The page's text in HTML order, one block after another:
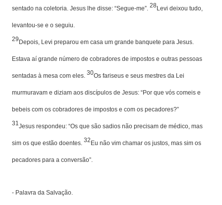
sentado na coletoria. Jesus lhe disse: “Segue-me”. 28 Levi deixou tudo,
levantou-se e o seguiu.
29 Depois, Levi preparou em casa um grande banquete para Jesus.
Estava aí grande número de cobradores de impostos e outras pessoas
sentadas à mesa com eles. 30Os fariseus e seus mestres da Lei
murmuravam e diziam aos discípulos de Jesus: “Por que vós comeis e
bebeis com os cobradores de impostos e com os pecadores?”
31Jesus respondeu: “Os que são sadios não precisam de médico, mas
sim os que estão doentes. 32 Eu não vim chamar os justos, mas sim os
pecadores para a conversão”.
- Palavra da Salvação.